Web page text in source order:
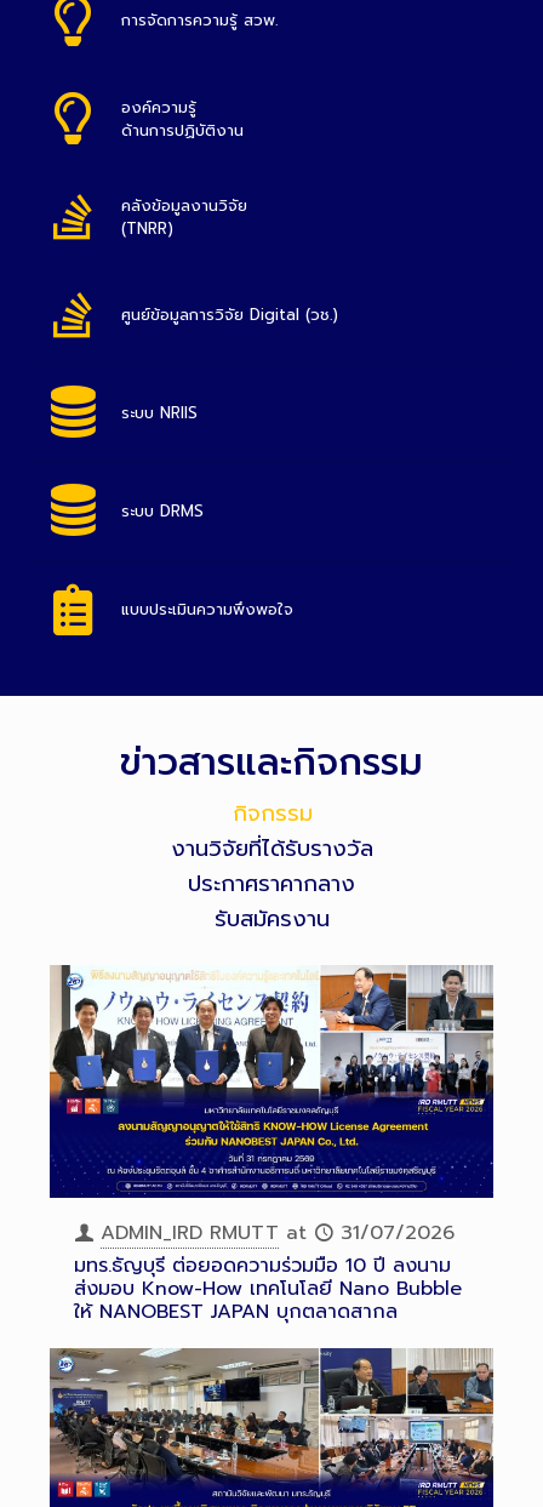
การจัดการความรู้ สวพ.
องค์ความรู้
ด้านการปฏิบัติงาน
คลังข้อมูลงานวิจัย
(TNRR)
ศูนย์ข้อมูลการวิจัย Digital (วช.)
ระบบ NRIIS
ระบบ DRMS
แบบประเมินความพึงพอใจ
ข่าวสารและกิจกรรม
กิจกรรม
งานวิจัยที่ได้รับรางวัล
ประกาศราคากลาง
รับสมัครงาน
ADMIN_IRD RMUTT at
31/07/2026
มทร.ธัญบุรี ต่อยอดความร่วมมือ 10 ปี ลงนาม
ส่งมอบ Know-How เทคโนโลยี Nano Bubble
ให้ NANOBEST JAPAN บุกตลาดสากล